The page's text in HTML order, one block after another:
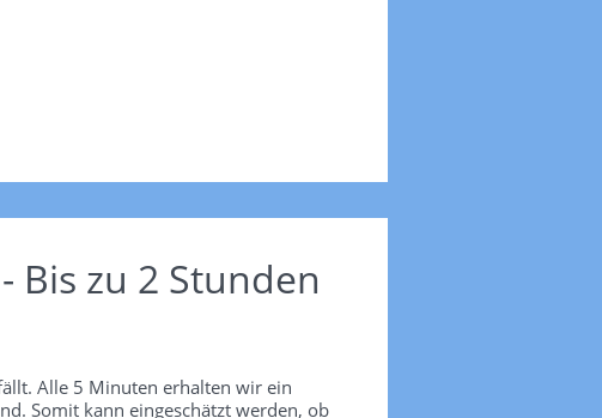
Bis zu 2 Stunden
Alle 5 Minuten erhalten wir ein
Somit kann eingeschätzt werden, ob